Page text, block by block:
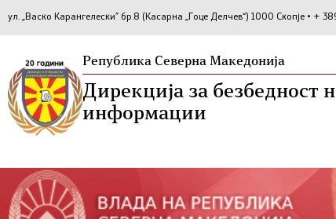
ул. „Васко Карангелески” бр.8 (Касарна „Гоце Делчев“) 1000 Скопје • +
Република Северна Македонија
Дирекција за безбедност
информации